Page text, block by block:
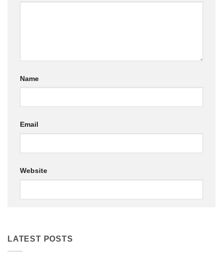
Name
Email
Website
LATEST POSTS